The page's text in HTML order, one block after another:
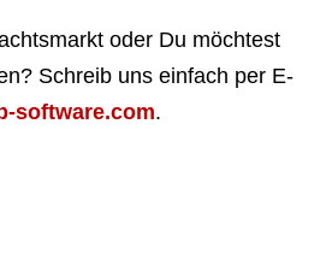
oder Du möchtest
Schreib uns einfach per E-
software.com.